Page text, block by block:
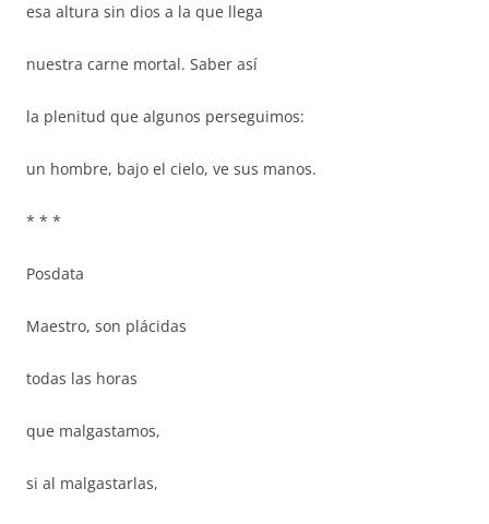
esa altura sin dios a la que llega
nuestra carne mortal. Saber así
la plenitud que algunos perseguimos:
un hombre, bajo el cielo, ve sus manos.
* * *
Posdata
Maestro, son plácidas
todas las horas
que malgastamos,
si al malgastarlas,